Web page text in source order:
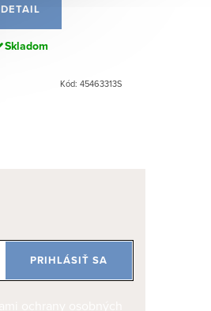
DETAIL
Skladom
Kód: 45463313S
PRIHLÁSIŤ SA